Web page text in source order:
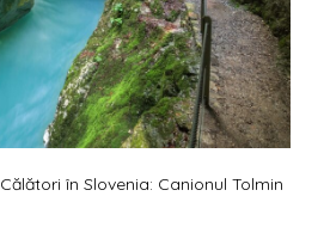
Călători în Slovenia: Canionul Tolmin